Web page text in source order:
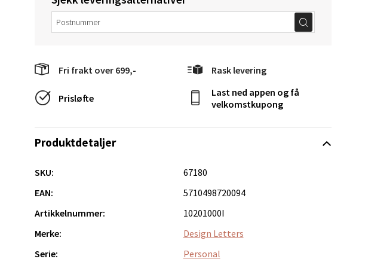
Fri frakt over 699,- Rask levering
Prisløfte
Last ned appen og få
velkomstkupong
Produktdetaljer
SKU:
67180
EAN:
5710498720094
Artikkelnummer:
10201000I
Merke:
Design Letters
Serie:
Personal
Velg
Vel